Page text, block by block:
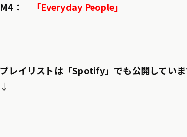
M4： 「Everyday People」
プレイリストは「Spotify」でも公開していま
↓